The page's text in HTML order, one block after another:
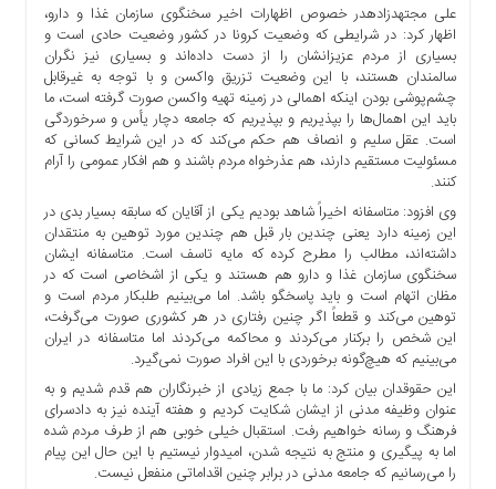
دسترسی
سریع
ارتباط
برگه
نمونه
درباره
اخبار
سایت
ارتباط
برگه
نمونه
علی مجتهدزادهدر خصوص اظهارات اخیر سخنگوی سازمان غذا و دارو،
اظهار کرد: در شرایطی که وضعیت کرونا در کشور وضعیت حادی است و
بسیاری از مردم عزیزانشان را از دست داده‌اند و بسیاری نیز نگران
سالمندان هستند، با این وضعیت تزریق واکسن و با توجه به غیرقابل
چشم‌پوشی بودن اینکه اهمالی در زمینه تهیه واکسن صورت گرفته است، ما
باید این اهمال‌‌ها را بپذیریم و بپذیریم که جامعه دچار یأس و سرخوردگی
است. عقل سلیم و انصاف هم حکم می‌کند که در این شرایط کسانی که
مسئولیت مستقیم دارند، هم عذرخواه مردم باشند و هم افکار عمومی را آرام
کنند.
وی افزود: متاسفانه اخیراً شاهد بودیم یکی از آقایان که سابقه بسیار بدی در
این زمینه دارد یعنی چندین بار قبل هم چندین مورد توهین به منتقدان
داشته‌اند، مطالب را مطرح کرده که مایه تاسف است. متاسفانه ایشان
سخنگوی سازمان غذا و دارو هم هستند و‌ یکی از اشخاصی است که در
مظان اتهام است و باید پاسخگو باشد. اما می‌بینیم طلبکار مردم است و
توهین می‌کند و قطعاً اگر چنین رفتاری در هر کشوری صورت می‌گرفت،
این شخص را برکنار می‌کردند و محاکمه می‌کردند اما متاسفانه در ایران
می‌بینیم که هیچ‌گونه برخوردی با این افراد صورت نمی‌گیرد.
این حقوقدان بیان کرد: ما با جمع زیادی از خبرنگاران هم قدم شدیم و به
عنوان وظیفه مدنی از ایشان شکایت کردیم و هفته آینده نیز به دادسرای
فرهنگ و رسانه خواهیم رفت. استقبال خیلی خوبی هم از طرف مردم شده
اما به پیگیری و منتج به نتیجه شدن، امیدوار نیستیم با این حال این پیام
را می‌رسانیم که جامعه مدنی در برابر چنین اقداماتی منفعل نیست.